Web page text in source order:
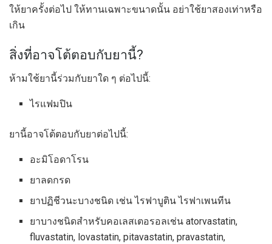
ให้ยาครั้งต่อไป ให้ทานเฉพาะขนาดนั้น อย่าใช้ยาสองเท่าหรือ
เกิน
สิ่งที่อาจโต้ตอบกับยานี้?
ห้ามใช้ยานี้ร่วมกับยาใด ๆ ต่อไปนี้:
ไรแฟมปิน
ยานี้อาจโต้ตอบกับยาต่อไปนี้:
อะมิโอดาโรน
ยาลดกรด
ยาปฏิชีวนะบางชนิด เช่น ไรฟาบูติน ไรฟาเพนทีน
ยาบางชนิดสำหรับคอเลสเตอรอลเช่น atorvastatin,
fluvastatin, lovastatin, pitavastatin, pravastatin,